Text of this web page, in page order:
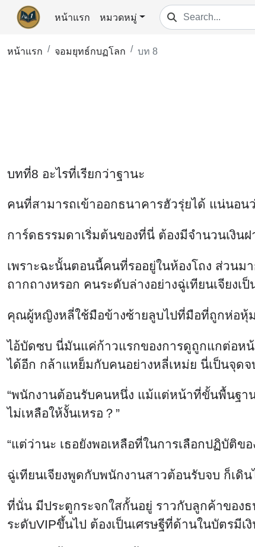
หน้าแรก หมวดหมู่
หน้าแรก จอมยุทธ์กบฏโลก บท 8
บทที่8 อะไรที่เรียกว่าฐานะ
คนที่สามารถเข้าออกธนาคารฮัวรุ่ยได้ แน่นอน
การ์ดธรรมดาเริ่มต้นของที่นี่ ต้องมีจำนวนเงิน
เพราะฉะนั้นตอนนี้คนที่รออยู่ในห้องโถง ส่วนม
ถากถางหรอก คนระดับล่างอย่างฉู่เทียนเจียง
คุณผู้หญิงหลี่ใช้มือข้างซ้ายลูบไปที่มือที่ถูกห่อหุ้มเ
ไอ้บัดซบ นี่มันแค่ก้าวแรกของการดูถูกแกต่อห
ได้อีก กล้าแหย็มกับคนอย่างหลี่เหม่ย นี่เป็นจุดจ
“พนักงานต้อนรับคนหนึ่ง แม้แต่หน้าที่ขั้นพื้นฐาน
ไม่เหลือให้งั้นเหรอ？”
“แต่ว่านะ เธอยังพอเหลือที่ในการเลือกปฏิบัติขอ
ฉู่เทียนเจียงพูดกับพนักงานสาวต้อนรับจบ ก็เดิ
ที่นั่น มีประตูกระจกใสกั้นอยู่ ราวกับลูกค้าของ
ระดับVIPขึ้นไป ต้องเป็นเศรษฐีที่ด้านในบัตรมี